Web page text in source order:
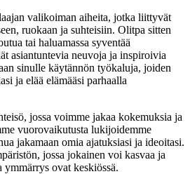
valikoiman aiheita, jotka liittyvät
ruokaan ja suhteisiin. Olitpa sitten
tai haluamassa syventää
asiantuntevia neuvoja ja inspiroivia
sinulle käytännön työkaluja, joiden
ja elää elämääsi parhaalla
jossa voimme jakaa kokemuksia ja
vuorovaikutusta lukijoidemme
jakamaan omia ajatuksiasi ja ideoitasi.
jossa jokainen voi kasvaa ja
ymmärrys ovat keskiössä.